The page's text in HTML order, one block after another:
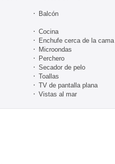
Balcón
Cocina
Enchufe cerca de la cama
Microondas
Perchero
Secador de pelo
Toallas
TV de pantalla plana
Vistas al mar